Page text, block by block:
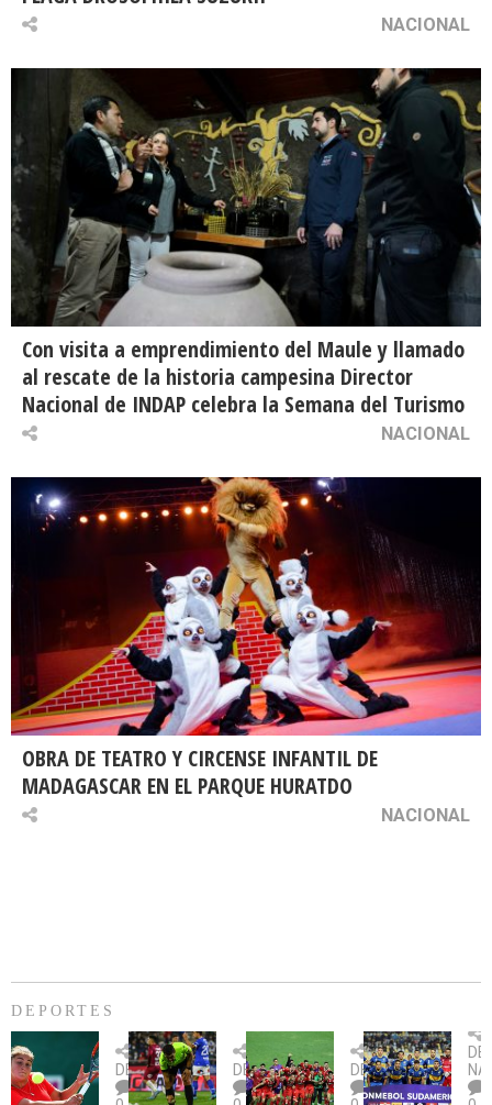
NACIONAL
Con visita a emprendimiento del Maule y llamado
al rescate de la historia campesina Director
Nacional de INDAP celebra la Semana del Turismo
NACIONAL
OBRA DE TEATRO Y CIRCENSE INFANTIL DE
MADAGASCAR EN EL PARQUE HURATDO
NACIONAL
DEPORTES
Billie
Jean
King
DEPORTES
U.
Católica
fue
DEPORTES
Copa
Sudamericana:
U.
DEPORTES
un